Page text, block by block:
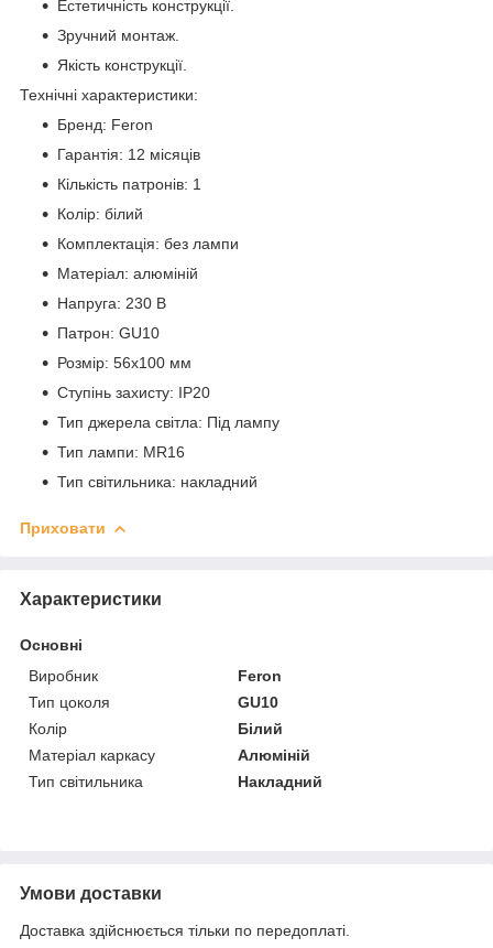
Естетичність конструкції.
Зручний монтаж.
Якість конструкції.
Технічні характеристики:
Бренд: Feron
Гарантія: 12 місяців
Кількість патронів: 1
Колір: білий
Комплектація: без лампи
Матеріал: алюміній
Напруга: 230 В
Патрон: GU10
Розмір: 56x100 мм
Ступінь захисту: IP20
Тип джерела світла: Під лампу
Тип лампи: MR16
Тип світильника: накладний
Приховати
Характеристики
Основні
Виробник
Feron
Тип цоколя
GU10
Колір
Білий
Матеріал каркасу
Алюміній
Тип світильника
Накладний
Умови доставки
Доставка здійснюється тільки по передоплаті.